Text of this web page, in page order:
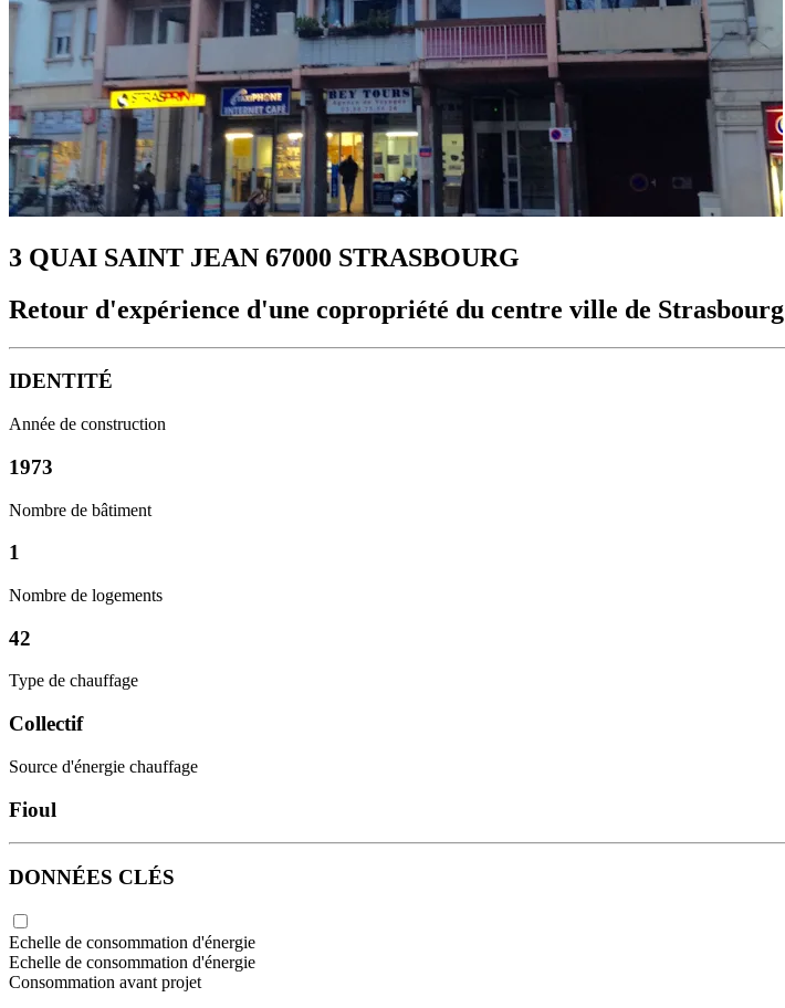
3 QUAI SAINT JEAN 67000 STRASBOURG
Retour d'expérience d'une copropriété du centre ville de Strasbourg
IDENTITÉ
Année de construction
1973
Nombre de bâtiment
1
Nombre de logements
42
Type de chauffage
Collectif
Source d'énergie chauffage
Fioul
DONNÉES CLÉS
Echelle de consommation d'énergie
Echelle de consommation d'énergie
Consommation avant projet